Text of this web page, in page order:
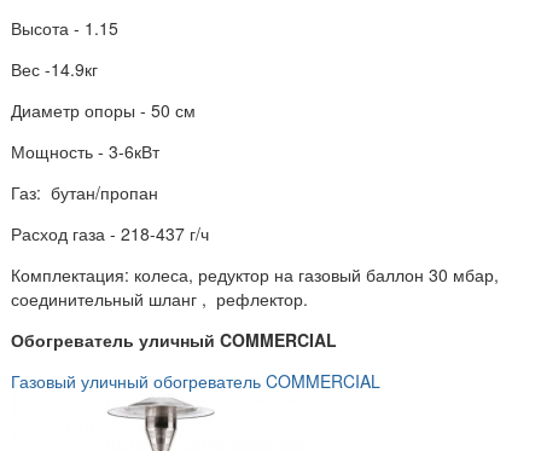
Высота - 1.15
Вес -14.9кг
Диаметр опоры - 50 см
Мощность - 3-6кВт
Газ: бутан/пропан
Расход газа - 218-437 г/ч
Комплектация: колеса, редуктор на газовый баллон 30 мбар,
соединительный шланг , рефлектор.
Обогреватель уличный COMMERCIAL
Газовый уличный обогреватель COMMERCIAL